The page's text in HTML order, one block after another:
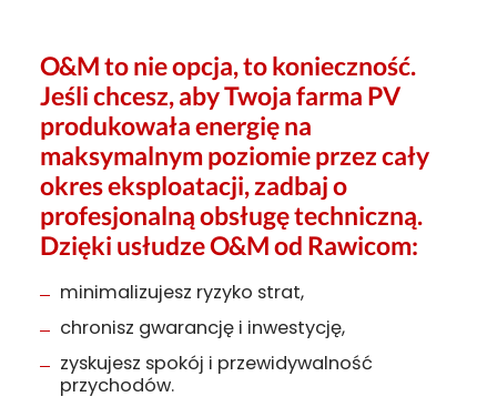
O&M to nie opcja, to konieczność.
Jeśli chcesz, aby Twoja farma PV
produkowała energię na
maksymalnym poziomie przez cały
okres eksploatacji, zadbaj o
profesjonalną obsługę techniczną.
Dzięki usłudze O&M od Rawicom:
minimalizujesz ryzyko strat,
chronisz gwarancję i inwestycję,
zyskujesz spokój i przewidywalność
przychodów.